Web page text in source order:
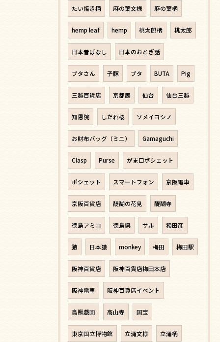
たい焼き柄 麻の葉文様 麻の葉柄
hemp leaf hemp 桃太郎柄 桃太郎
日本昔ばなし 日本のおとぎ話
ブタさん 子豚 ブタ BUTA Pig
三越百貨店 京都展 仙台 仙台三越
知恩院 しだれ桜 ソメイヨシノ
お財布バッグ（ミニ） Gamaguchi
Clasp Purse がま口ポシェット
ポシェット スマートフォン 京阪電車
京阪百貨店 醍醐の花見 醍醐寺
徳島アミコ 徳島県 サル 猿田彦
猿 日本猿 monkey 梅田 梅田駅
阪神百貨店 阪神百貨店梅田本店
阪神電車 阪神百貨店イベント
鳥獣戯画 高山寺 国宝
東京国立博物館 立涌文様 立涌柄